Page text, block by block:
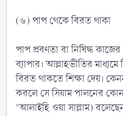
(৬) পাপ থেকে বিরত থাকা
পাপ প্রবণতা বা নিষিদ্ধ
ব্যাপার। আল্লাহভীতির
বিরত থাকতে শিক্ষা দেয়।
করলে সে সিয়াম পালনের কোন
‘আলাইহি ওয়া সাল্লাম)